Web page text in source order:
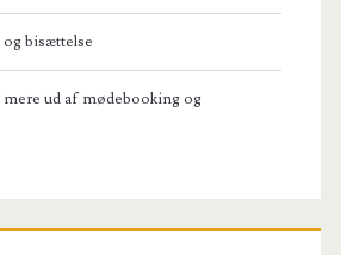
og bisættelse
mere ud af mødebooking og